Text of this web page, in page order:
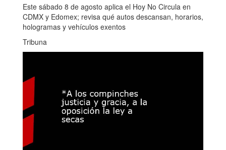
Este sábado 8 de agosto aplica el Hoy No Circula en
CDMX y Edomex; revisa qué autos descansan, horarios,
hologramas y vehículos exentos
Tribuna